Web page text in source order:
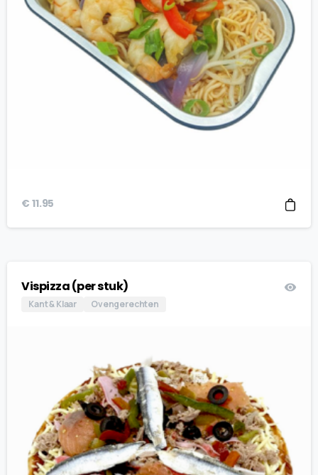
€ 11.95
Vispizza (per stuk)
Kant & Klaar Ovengerechten